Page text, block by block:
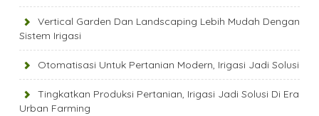
Vertical Garden Dan Landscaping Lebih Mudah Dengan
Sistem Irigasi
Otomatisasi Untuk Pertanian Modern, Irigasi Jadi Solusi
Tingkatkan Produksi Pertanian, Irigasi Jadi Solusi Di Era
Urban Farming